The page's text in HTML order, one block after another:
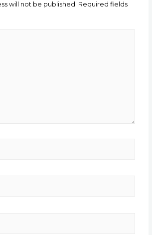
will not be published. Required fields